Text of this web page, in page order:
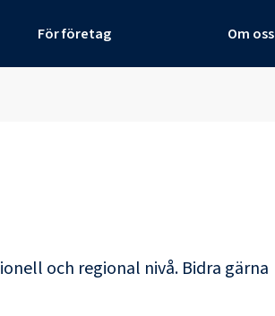
För företag Om oss
och regional nivå. Bidra gärna